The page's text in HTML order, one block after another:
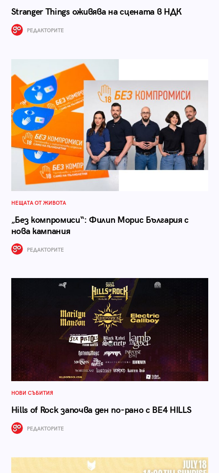
Stranger Things оживява на сцената в НДК
РЕДАКТОРИТЕ
НЕЩАТА ОТ ЖИВОТА
„Без компромиси“: Филип Морис България с
нова кампания
РЕДАКТОРИТЕ
НОВИ СЪБИТИЯ
Hills of Rock започва ден по-рано с BE4 HILLS
РЕДАКТОРИТЕ